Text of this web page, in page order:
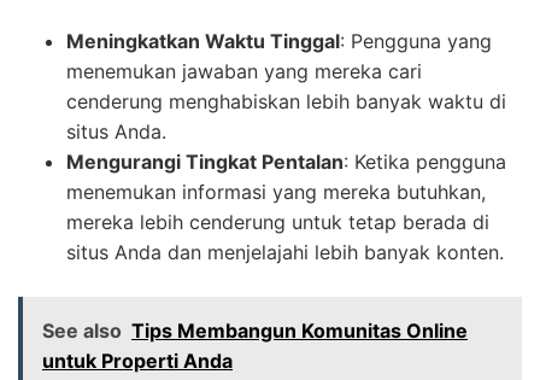
Meningkatkan Waktu Tinggal: Pengguna yang
menemukan jawaban yang mereka cari
cenderung menghabiskan lebih banyak waktu di
situs Anda.
Mengurangi Tingkat Pentalan: Ketika pengguna
menemukan informasi yang mereka butuhkan,
mereka lebih cenderung untuk tetap berada di
situs Anda dan menjelajahi lebih banyak konten.
See also Tips Membangun Komunitas Online
untuk Properti Anda